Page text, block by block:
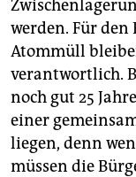
werden. Für
Atommüll
verantwortlich.
noch gut 25
einer
liegen, denn
müssen die